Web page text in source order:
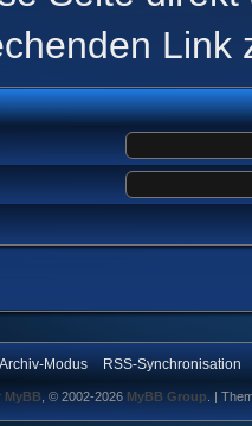
Link
Archiv-Modus RSS-Synchronisation
MyBB , © 2002-2026 MyBB Group |